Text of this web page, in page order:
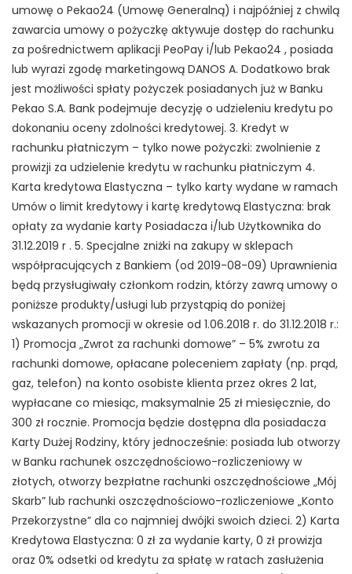
umowę o Pekao24 (Umowę Generalną) i najpóźniej z chwilą
zawarcia umowy o pożyczkę aktywuje dostęp do rachunku
za pośrednictwem aplikacji PeoPay i/lub Pekao24 , posiada
lub wyrazi zgodę marketingową DANOS A. Dodatkowo brak
jest możliwości spłaty pożyczek posiadanych już w Banku
Pekao S.A. Bank podejmuje decyzję o udzieleniu kredytu po
dokonaniu oceny zdolności kredytowej. 3. Kredyt w
rachunku płatniczym – tylko nowe pożyczki: zwolnienie z
prowizji za udzielenie kredytu w rachunku płatniczym 4.
Karta kredytowa Elastyczna – tylko karty wydane w ramach
Umów o limit kredytowy i kartę kredytową Elastyczna: brak
opłaty za wydanie karty Posiadacza i/lub Użytkownika do
31.12.2019 r . 5. Specjalne zniżki na zakupy w sklepach
współpracujących z Bankiem (od 2019-08-09) Uprawnienia
będą przysługiwały członkom rodzin, którzy zawrą umowy o
poniższe produkty/usługi lub przystąpią do poniżej
wskazanych promocji w okresie od 1.06.2018 r. do 31.12.2018 r.:
1) Promocja „Zwrot za rachunki domowe” – 5% zwrotu za
rachunki domowe, opłacane poleceniem zapłaty (np. prąd,
gaz, telefon) na konto osobiste klienta przez okres 2 lat,
wypłacane co miesiąc, maksymalnie 25 zł miesięcznie, do
300 zł rocznie. Promocja będzie dostępna dla posiadacza
Karty Dużej Rodziny, który jednocześnie: posiada lub otworzy
w Banku rachunek oszczędnościowo-rozliczeniowy w
złotych, otworzy bezpłatne rachunki oszczędnościowe „Mój
Skarb” lub rachunki oszczędnościowo-rozliczeniowe „Konto
Przekorzystne” dla co najmniej dwójki swoich dzieci. 2) Karta
Kredytowa Elastyczna: 0 zł za wydanie karty, 0 zł prowizja
oraz 0% odsetki od kredytu za spłatę w ratach zasłużenia